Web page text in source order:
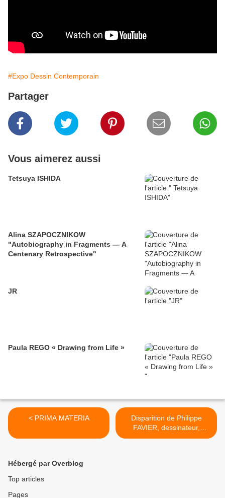
#Expo Dessin Contemporain
Partager
Vous aimerez aussi
Tetsuya ISHIDA
Alina SZAPOCZNIKOW
"Autobiography in Fragments — A
Centenary Retrospective"
JR
Paula REGO « Drawing from Life »
< PRIMA MATERIA
Disparition de Philippe
FAVIER, dessinateur,
peintre et graveur >
Hébergé par Overblog
Top articles
Pages